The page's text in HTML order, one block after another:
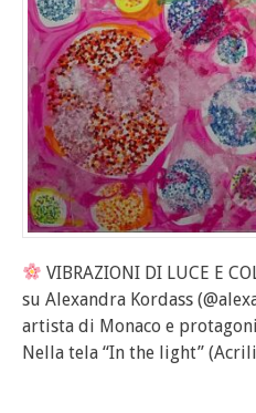
VIBRAZIONI DI LUCE E
su Alexandra Kordass
artista di Monaco e
Nella tela “In the light”